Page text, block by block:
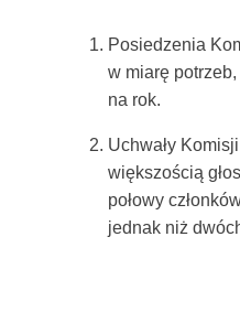
Posiedzenia
w miarę
na rok.
Uchwały
większością
połowy
jednak niż